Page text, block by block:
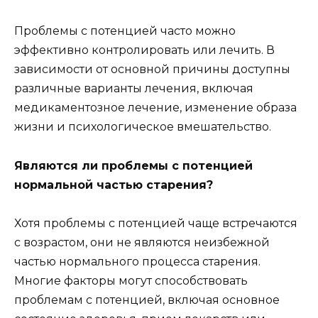
Проблемы с потенцией часто можно
эффективно контролировать или лечить. В
зависимости от основной причины доступны
различные варианты лечения, включая
медикаментозное лечение, изменение образа
жизни и психологическое вмешательство.
Являются ли проблемы с потенцией
нормальной частью старения?
Хотя проблемы с потенцией чаще встречаются
с возрастом, они не являются неизбежной
частью нормального процесса старения.
Многие факторы могут способствовать
проблемам с потенцией, включая основное